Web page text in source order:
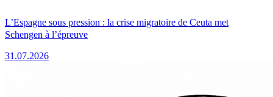
L’Espagne sous pression : la crise migratoire de Ceuta met
Schengen à l’épreuve
31.07.2026